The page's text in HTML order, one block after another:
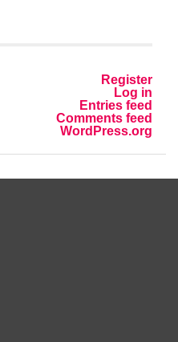
Register
Log in
Entries feed
Comments feed
WordPress.org